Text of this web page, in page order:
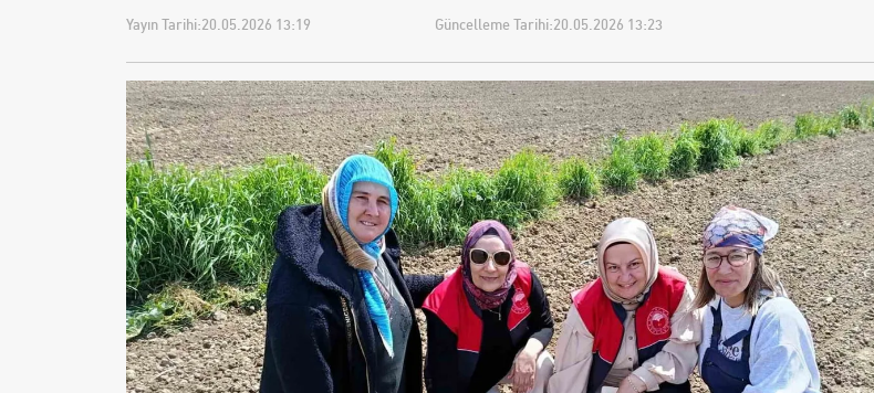
Yayın Tarihi:20.05.2026 13:19 Güncelleme Tarihi:20.05.2026 13:23